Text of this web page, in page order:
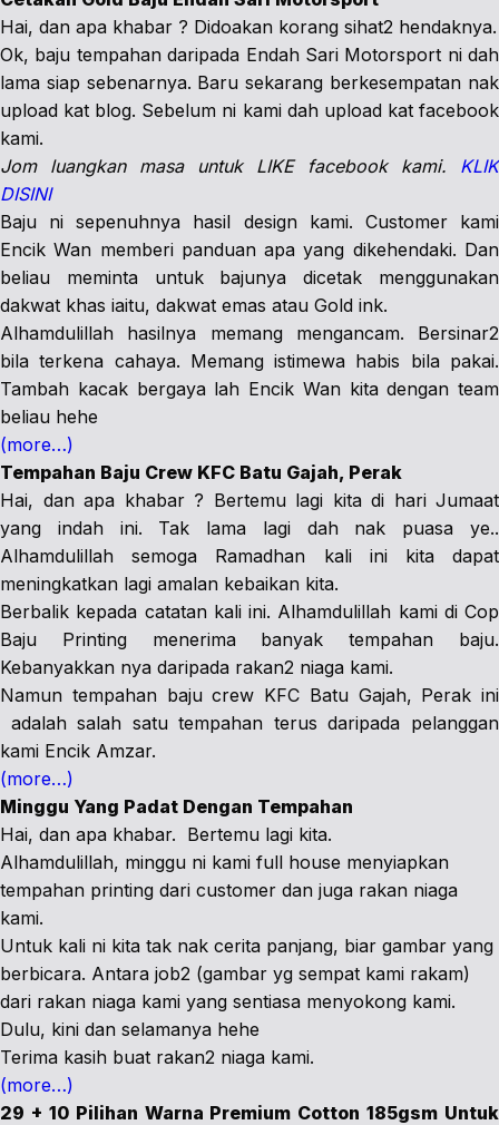
Hai, dan apa khabar ? Didoakan korang sihat2 hendaknya.
Ok, baju tempahan daripada Endah Sari Motorsport ni dah
lama siap sebenarnya. Baru sekarang berkesempatan nak
upload kat blog. Sebelum ni kami dah upload kat facebook
kami.
Jom luangkan masa untuk LIKE facebook kami. KLIK
DISINI
Baju ni sepenuhnya hasil design kami. Customer kami
Encik Wan memberi panduan apa yang dikehendaki. Dan
beliau meminta untuk bajunya dicetak menggunakan
dakwat khas iaitu, dakwat emas atau Gold ink.
Alhamdulillah hasilnya memang mengancam. Bersinar2
bila terkena cahaya. Memang istimewa habis bila pakai.
Tambah kacak bergaya lah Encik Wan kita dengan team
beliau hehe
(more…)
Tempahan Baju Crew KFC Batu Gajah, Perak
Hai, dan apa khabar ? Bertemu lagi kita di hari Jumaat
yang indah ini. Tak lama lagi dah nak puasa ye..
Alhamdulillah semoga Ramadhan kali ini kita dapat
meningkatkan lagi amalan kebaikan kita.
Berbalik kepada catatan kali ini. Alhamdulillah kami di Cop
Baju Printing menerima banyak tempahan baju.
Kebanyakkan nya daripada rakan2 niaga kami.
Namun tempahan baju crew KFC Batu Gajah, Perak ini
adalah salah satu tempahan terus daripada pelanggan
kami Encik Amzar.
(more…)
Minggu Yang Padat Dengan Tempahan
Hai, dan apa khabar. Bertemu lagi kita.
Alhamdulillah, minggu ni kami full house menyiapkan
tempahan printing dari customer dan juga rakan niaga
kami.
Untuk kali ni kita tak nak cerita panjang, biar gambar yang
berbicara. Antara job2 (gambar yg sempat kami rakam)
dari rakan niaga kami yang sentiasa menyokong kami.
Dulu, kini dan selamanya hehe
Terima kasih buat rakan2 niaga kami.
(more…)
29 + 10 Pilihan Warna Premium Cotton 185gsm Untuk